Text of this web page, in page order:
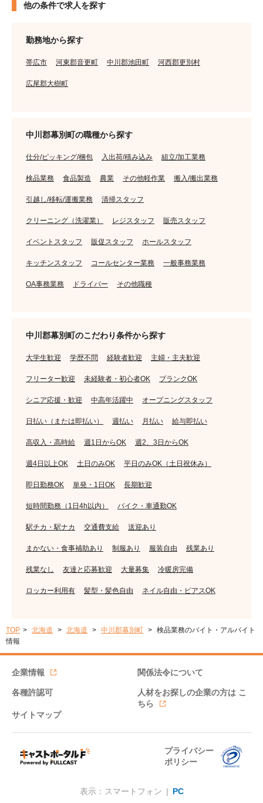
他の条件で求人を探す
勤務地から探す
帯広市 河東郡音更町 中川郡池田町 河西郡更別村
広尾郡大樹町
中川郡幕別町の職種から探す
仕分/ピッキング/梱包 入出荷/積み込み 組立/加工業務
検品業務 食品製造 農業 その他軽作業 搬入/搬出業務
引越し/移転/運搬業務 清掃スタッフ
クリーニング（洗濯業） レジスタッフ 販売スタッフ
イベントスタッフ 販促スタッフ ホールスタッフ
キッチンスタッフ コールセンター業務 一般事務業務
OA事務業務 ドライバー その他職種
中川郡幕別町のこだわり条件から探す
大学生歓迎 学歴不問 経験者歓迎 主婦・主夫歓迎
フリーター歓迎 未経験者・初心者OK ブランクOK
シニア応援・歓迎 中高年活躍中 オープニングスタッフ
日払い（または即払い） 週払い 月払い 給与即払い
高収入・高時給 週1日からOK 週2、3日からOK
週4日以上OK 土日のみOK 平日のみOK（土日祝休み）
即日勤務OK 単発・1日OK 長期歓迎
短時間勤務（1日4h以内） バイク・車通勤OK
駅チカ・駅ナカ 交通費支給 送迎あり
まかない・食事補助あり 制服あり 服装自由 残業あり
残業なし 友達と応募歓迎 大量募集 冷暖房完備
ロッカー利用有 髪型・髪色自由 ネイル自由・ピアスOK
TOP 北海道 北海道 中川郡幕別町
検品業務のバイト・アルバイト
情報
企業情報 関係法令について
各種許認可 人材をお探しの企業の方は こ
ちら
サイトマップ
プライバシー
ポリシー
表示：スマートフォン | PC